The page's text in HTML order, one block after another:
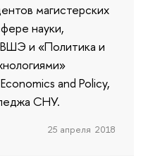
магистерских
науки,
ВШЭ и «Политика и
and Policy,
СНУ.
25 апреля 2018